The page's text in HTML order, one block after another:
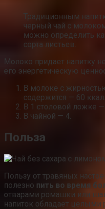
Традиционным
черный чай с
можно определить
сорта листьев.
Молоко придает напитку
его энергетическую
В молоке с
содержится — 60 ккал.
В 1 столовой ложке —
В чайной — 4.
Польза
Пользу от травяных
полезно пить во время
отварами ромашки или
напиток обладает целыми